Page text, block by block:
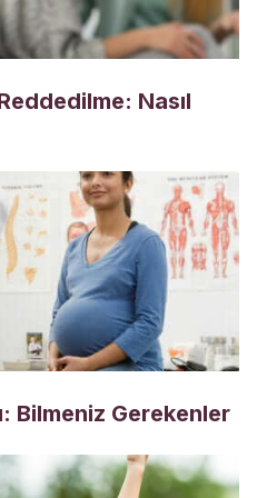
Nasıl
Bilmeniz Gerekenler